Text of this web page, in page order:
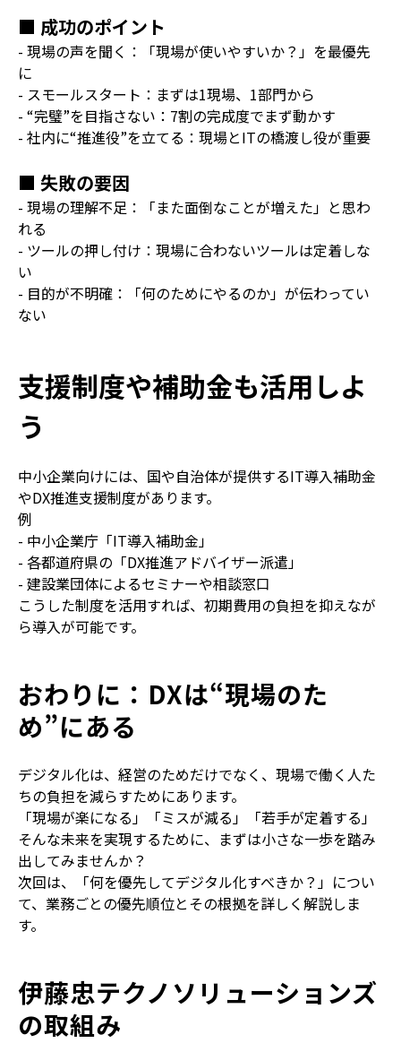
■ 成功のポイント
- 現場の声を聞く：「現場が使いやすいか？」を最優先
に
- スモールスタート：まずは1現場、 1部門から
- “完璧”を目指さない： 7割の完成度でまず動かす
- 社内に“推進役”を立てる：現場とITの橋渡し役が重要
■ 失敗の要因
- 現場の理解不足：「また面倒なことが増えた」と思わ
れる
- ツールの押し付け：現場に合わないツールは定着しな
い
- 目的が不明確：「何のためにやるのか」が伝わってい
ない
支援制度や補助金も活用しよ
う
中小企業向けには、国や自治体が提供するIT導入補助金
やDX推進支援制度があります。
例
- 中小企業庁「IT導入補助金」
- 各都道府県の「DX推進アドバイザー派遣」
- 建設業団体によるセミナーや相談窓口
こうした制度を活用すれば、初期費用の負担を抑えなが
ら導入が可能です。
おわりに：DXは“現場のた
め”にある
デジタル化は、経営のためだけでなく、現場で働く人た
ちの負担を減らすためにあります。
「現場が楽になる」「ミスが減る」「若手が定着する」
そんな未来を実現するために、まずは小さな一歩を踏み
出してみませんか？
次回は、「何を優先してデジタル化すべきか？」につい
て、業務ごとの優先順位とその根拠を詳しく解説しま
す。
伊藤忠テクノソリューションズ
の取組み